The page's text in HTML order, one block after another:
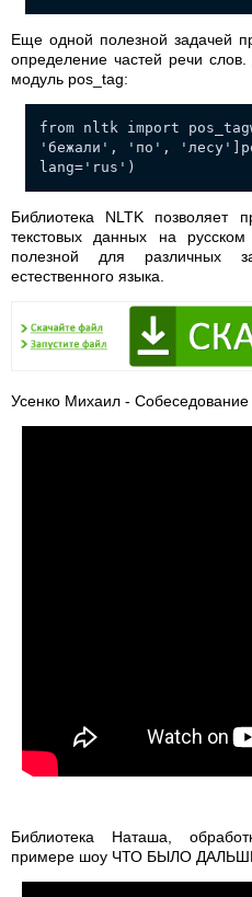
Еще одной полезной задачей
определение частей речи
модуль pos_tag:
from nltk import
'бежали', 'по',
lang='rus')
Библиотека NLTK позволяет
текстовых данных на
полезной для различных
естественного языка.
Усенко Михаил - Собеседование
Библиотека Наташа,
примере шоу ЧТО БЫЛО